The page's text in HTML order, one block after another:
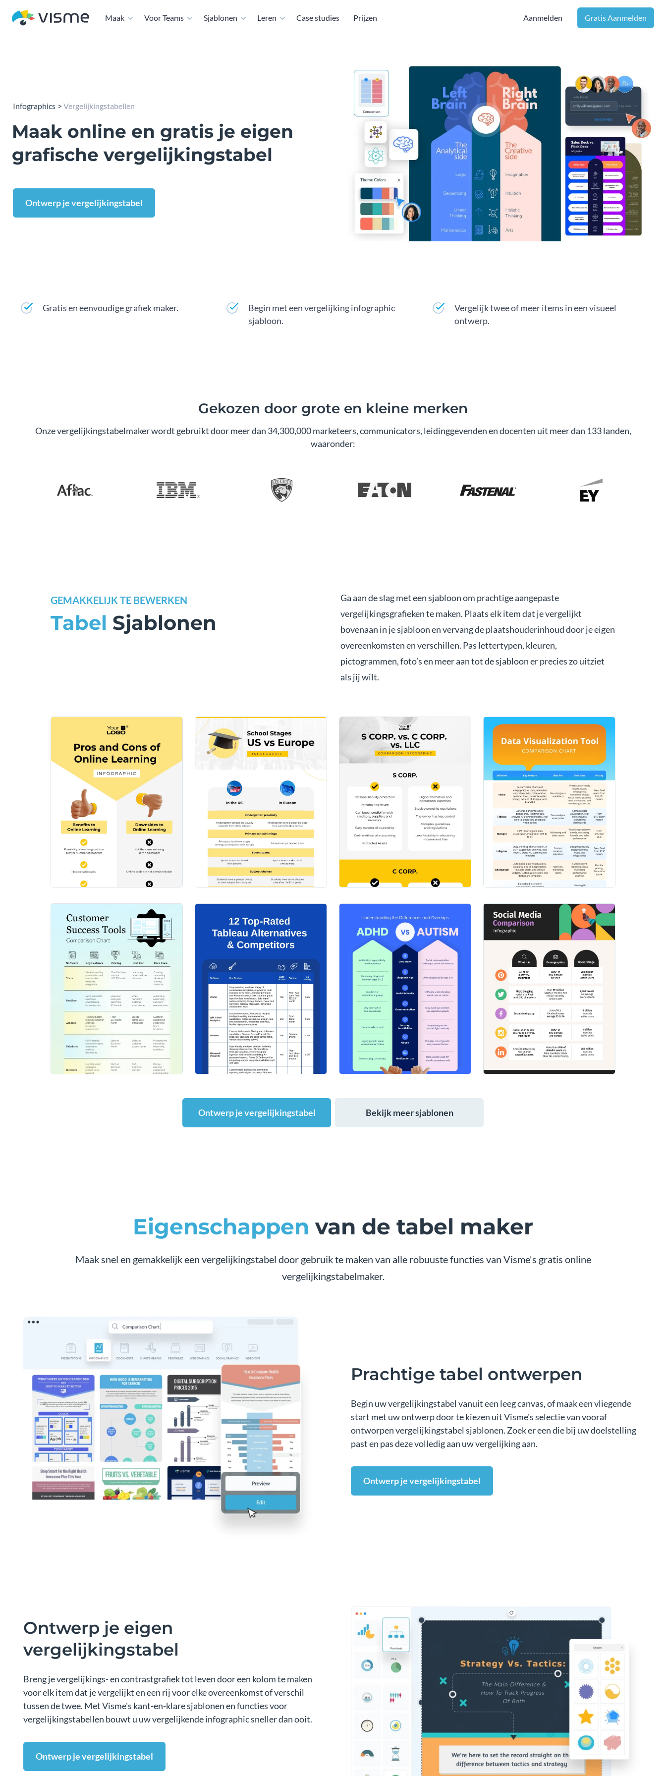
Maak Voor Teams Sjablonen Leren Case studies Prijzen Aanmelden Gratis Aanmelden
Infographics Vergelijkingstabellen
Maak online en gratis je eigen
grafische vergelijkingstabel
Ontwerp je vergelijkingstabel
Gratis en eenvoudige grafiek maker.
Begin met een vergelijking infographic
sjabloon.
Vergelijk twee of meer items in een visueel
ontwerp.
Gekozen door grote en kleine merken
Onze vergelijkingstabelmaker wordt gebruikt door meer dan 34,300,000 marketeers, communicators, leidinggevenden en docenten uit meer dan 133 landen,
waaronder:
GEMAKKELIJK TE BEWERKEN
Tabel Sjablonen
Ga aan de slag met een sjabloon om prachtige aangepaste
vergelijkingsgrafieken te maken. Plaats elk item dat je vergelijkt
bovenaan in je sjabloon en vervang de plaatshouderinhoud door je eigen
overeenkomsten en verschillen. Pas lettertypen, kleuren,
pictogrammen, foto’s en meer aan tot de sjabloon er precies zo uitziet
als jij wilt.
Ontwerp je vergelijkingstabel Bekijk meer sjablonen
Eigenschappen van de tabel maker
Maak snel en gemakkelijk een vergelijkingstabel door gebruik te maken van alle robuuste functies van Visme's gratis online
vergelijkingstabelmaker.
Prachtige tabel ontwerpen
Begin uw vergelijkingstabel vanuit een leeg canvas, of maak een vliegende
start met uw ontwerp door te kiezen uit Visme's selectie van vooraf
ontworpen vergelijkingstabel sjablonen. Zoek er een die bij uw doelstelling
past en pas deze volledig aan uw vergelijking aan.
Ontwerp je vergelijkingstabel
Ontwerp je eigen
vergelijkingstabel
Breng je vergelijkings- en contrastgrafiek tot leven door een kolom te maken
voor elk item dat je vergelijkt en een rij voor elke overeenkomst of verschil
tussen de twee. Met Visme's kant-en-klare sjablonen en functies voor
vergelijkingstabellen bouwt u uw vergelijkende infographic sneller dan ooit.
Ontwerp je vergelijkingstabel